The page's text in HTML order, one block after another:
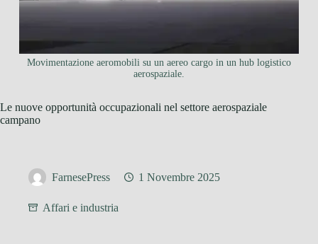
Movimentazione aeromobili su un aereo cargo in un hub logistico
aerospaziale.
Le nuove opportunità occupazionali nel settore aerospaziale
campano
FarnesePress 1 Novembre 2025
Affari e industria